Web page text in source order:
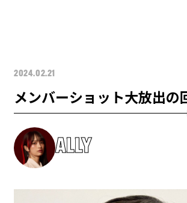
2024.02.21
メンバーショット大放出の
ALLY